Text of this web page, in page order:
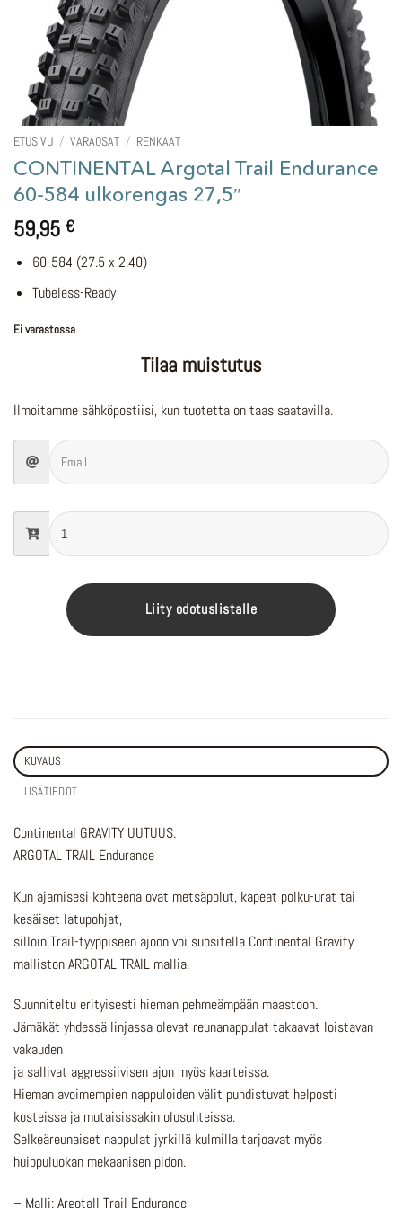
ETUSIVU / VARAOSAT / RENKAAT
CONTINENTAL Argotal Trail Endurance
60-584 ulkorengas 27,5″
59,95 €
60-584 (27.5 x 2.40)
Tubeless-Ready
Ei varastossa
Tilaa muistutus
Ilmoitamme sähköpostiisi, kun tuotetta on taas saatavilla.
Liity odotuslistalle
KUVAUS
LISÄTIEDOT
Continental GRAVITY UUTUUS.
ARGOTAL TRAIL Endurance
Kun ajamisesi kohteena ovat metsäpolut, kapeat polku-urat tai
kesäiset latupohjat,
silloin Trail-tyyppiseen ajoon voi suositella Continental Gravity
malliston ARGOTAL TRAIL mallia.
Suunniteltu erityisesti hieman pehmeämpään maastoon.
Jämäkät yhdessä linjassa olevat reunanappulat takaavat loistavan
vakauden
ja sallivat aggressiivisen ajon myös kaarteissa.
Hieman avoimempien nappuloiden välit puhdistuvat helposti
kosteissa ja mutaisissakin olosuhteissa.
Selkeäreunaiset nappulat jyrkillä kulmilla tarjoavat myös
huippuluokan mekaanisen pidon.
– Malli: Argotall Trail Endurance